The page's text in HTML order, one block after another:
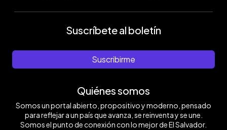
Suscríbete al boletín
Suscribirme
Quiénes somos
Somos un portal abierto, propositivo y moderno, pensado
para reflejar a un país que avanza, se reinventa y se une.
Somos el punto de conexión con lo mejor de El Salvador.